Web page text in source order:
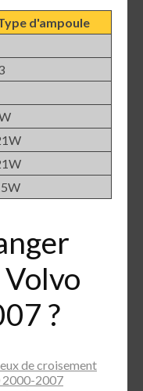
d'ampoule
?
de croisement
2000-2007